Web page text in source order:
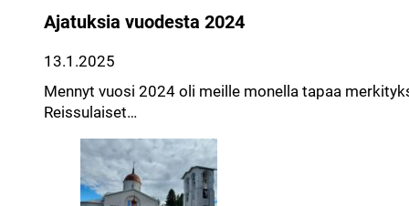
Ajatuksia vuodesta 2024
13.1.2025
Mennyt vuosi 2024 oli meille monella tapaa
Reissulaiset…